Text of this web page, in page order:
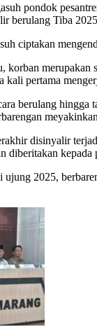
pondok
berulang Tiba
ciptakan
kali pertama
berulang
disinyalir
diberitakan kepada
2025,